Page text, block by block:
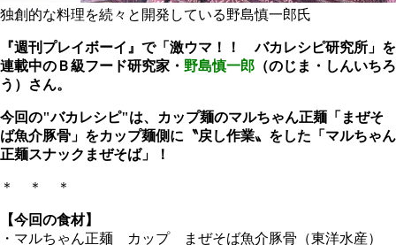
独創的な料理を続々と開発している野島慎一郎氏
『週刊プレイボーイ』で「激ウマ！！ バカレシピ研究所」を
連載中のＢ級フード研究家・ 野島慎一郎 （のじま・しんいちろ
う）さん。
今回の"バカレシピ"は、カップ麺のマルちゃん正麺「まぜそ
ば魚介豚骨」をカップ麺側に〝戻し作業〟をした「マルちゃん
正麺スナックまぜそば」！
＊ ＊ ＊
【今回の食材】
・マルちゃん正麺 カップ まぜそば魚介豚骨（東洋水産）